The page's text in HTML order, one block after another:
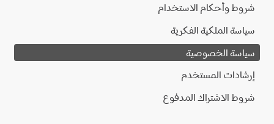
شروط وأحكام الاستخدام
سياسة الملكية الفكرية
سياسة الخصوصية
إرشادات المستخدم
شروط الاشتراك المدفوع